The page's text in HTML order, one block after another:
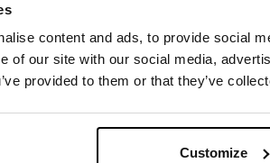
content and ads, to provide social
of our site with our social media,
provided to them or that they’ve
Customize
Worek transportowy
się do plecaka lub mniejszej torby.